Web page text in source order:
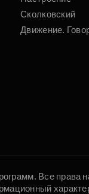
Сколковский
Движение.
Все